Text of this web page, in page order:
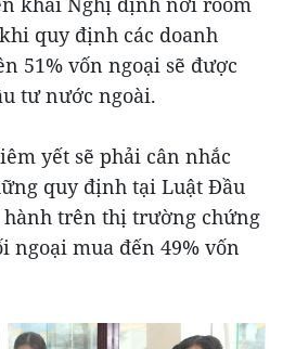
quy định các doanh
51% vốn ngoại sẽ được
tư nước ngoài.
yết sẽ phải cân nhắc
quy định tại Luật Đầu
trên thị trường chứng
ngoại mua đến 49% vốn